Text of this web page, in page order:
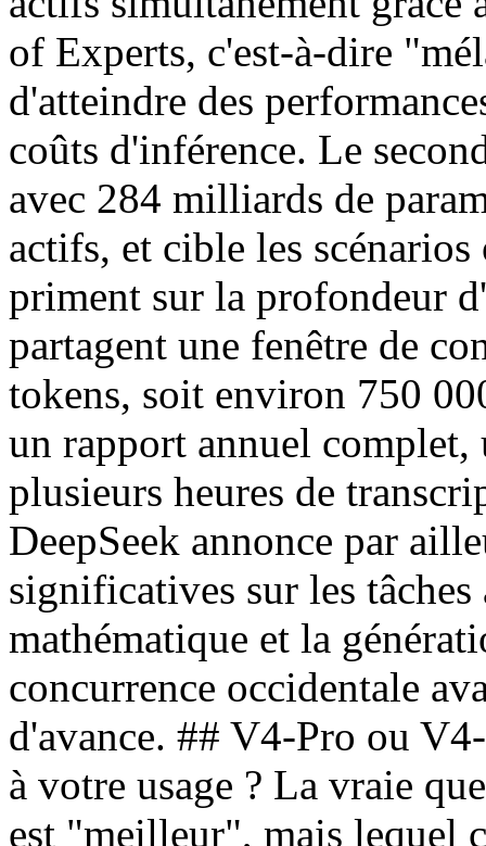
of Experts, c'est-à-dire
d'atteindre des
coûts d'inférence. Le
avec 284 milliards de
actifs, et cible les
priment sur la profondeur
partagent une fenêtre de
tokens, soit environ 750
un rapport annuel complet,
plusieurs heures de
DeepSeek annonce par
significatives sur les
mathématique et la
concurrence occidentale
d'avance. ## V4-Pro ou
à votre usage ? La vraie
est "meilleur", mais lequel